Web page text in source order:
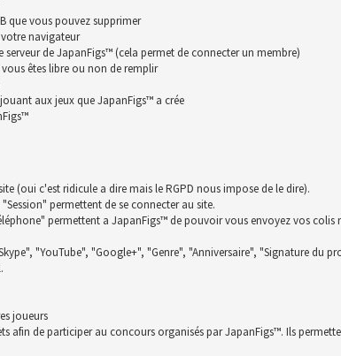
que vous pouvez supprimer
navigateur
de JapanFigs™ (cela permet de connecter un membre)
êtes libre ou non de remplir
aux jeux que JapanFigs™ a crée
(oui c'est ridicule a dire mais le RGPD nous impose de le dire).
permettent de se connecter au site.
permettent a JapanFigs™ de pouvoir vous envoyez vos
"YouTube", "Google+", "Genre", "Anniversaire", "Signature du
joueurs
afin de participer au concours organisés par JapanFigs™. Ils